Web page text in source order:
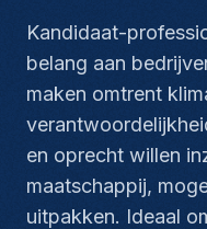
Kandidaat-
belang aan
maken omtrent
en oprecht willen
maatschappij,
uitpakken. Ideaal